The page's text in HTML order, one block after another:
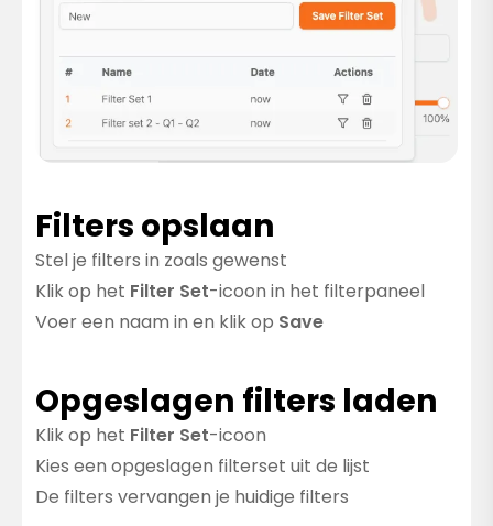
Filters opslaan
Stel je filters in zoals gewenst
Klik op het Filter Set-icoon in het filterpaneel
Voer een naam in en klik op Save
Opgeslagen filters laden
Klik op het Filter Set-icoon
Kies een opgeslagen filterset uit de lijst
De filters vervangen je huidige filters